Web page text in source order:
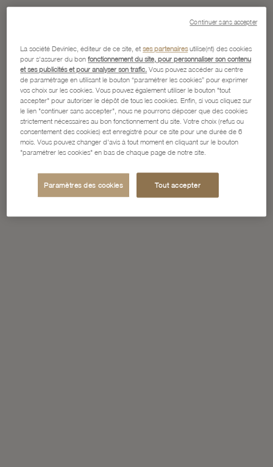
La société Devinlec, éditeur de ce site, etses partenairesutilise(nt) des cookies
pour s'assurer du bonfonctionnement du site, pour personnaliser son contenu
et ses publicités et pour analyser son trafic. Vous pouvez accéder au centre
de paramétrage en utilisant le bouton “paramétrer les cookies” pour exprimer
vos choix sur les cookies. Vous pouvez également utiliser le bouton "tout
accepter" pour autoriser le dépôt de tous les cookies. Enfin, si vous cliquez sur
le lien "continuer sans accepter", nous ne pourrons déposer que des cookies
strictement nécessaires au bon fonctionnement du site. Votre choix (refus ou
consentement des cookies) est enregistré pour ce site pour une durée de 6
mois. Vous pouvez changer d'avis à tout moment en cliquant sur le bouton
"paramétrer les cookies" en bas de chaque page de notre site.
Paramètres des cookies Tout accepter
Continuer sans accepter